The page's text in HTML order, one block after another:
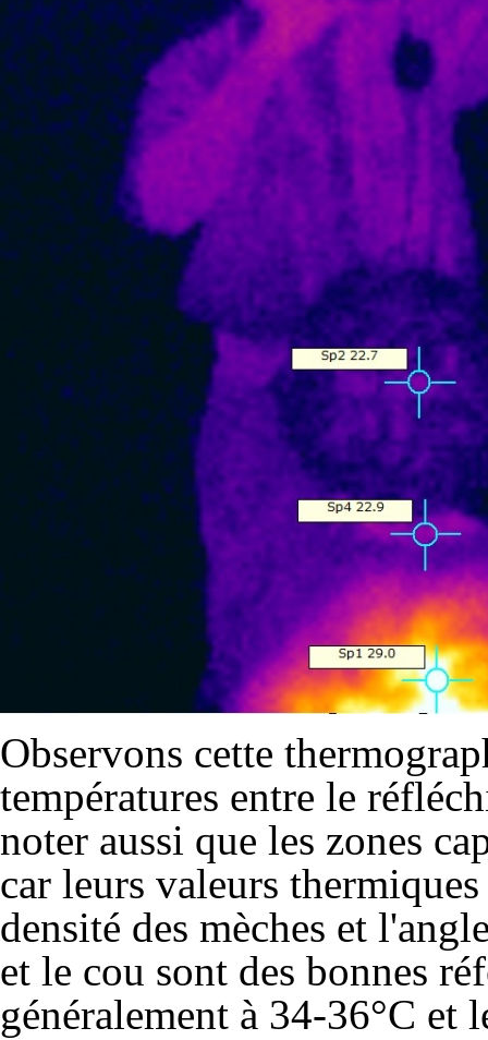
Observons cette
températures entre le
noter aussi que les zones
car leurs valeurs
densité des mèches et
et le cou sont des bonnes
généralement à 34-36°C et